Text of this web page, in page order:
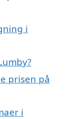
i
prisen på
i